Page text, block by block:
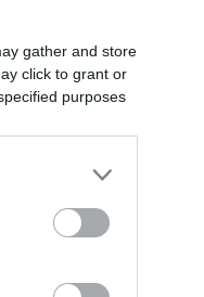
gather and store
click to grant or
purposes